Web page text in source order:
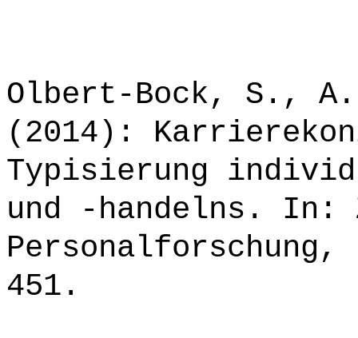
Olbert-Bock, S., A.
(2014):
Typisierung
und -handelns.
451.